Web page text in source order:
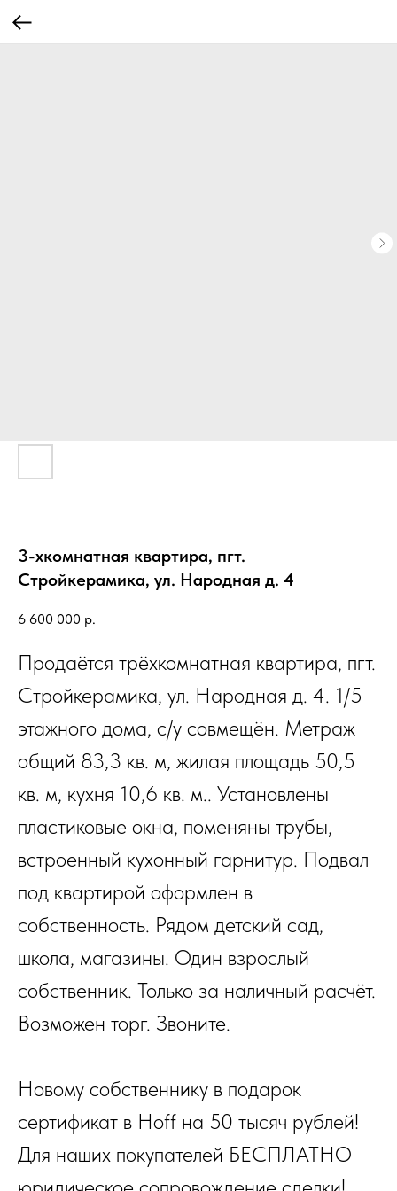
3-хкомнатная квартира, пгт.
Стройкерамика, ул. Народная д. 4
6 600 000 р.
Продаётся трёхкомнатная квартира, пгт.
Стройкерамика, ул. Народная д. 4. 1/5
этажного дома, с/у совмещён. Метраж
общий 83,3 кв. м, жилая площадь 50,5
кв. м, кухня 10,6 кв. м.. Установлены
пластиковые окна, поменяны трубы,
встроенный кухонный гарнитур. Подвал
под квартирой оформлен в
собственность. Рядом детский сад,
школа, магазины. Один взрослый
собственник. Только за наличный расчёт.
Возможен торг. Звоните.
Новому собственнику в подарок
сертификат в Hoff на 50 тысяч рублей!
Для наших покупателей БЕСПЛАТНО